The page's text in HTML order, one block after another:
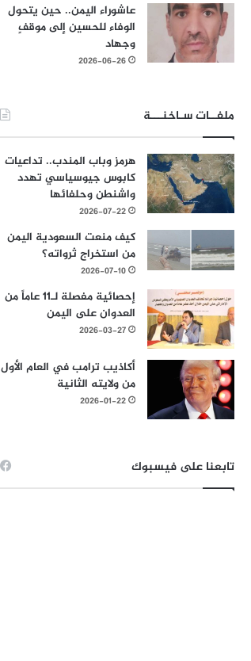
عاشوراء اليمن.. حين يتحول
الوفاء للحسين إلى موقفٍ
وجهاد
2026-06-26
ملفــات سـاخنـــة
هرمز وباب المندب.. تداعيات
كابوس جيوسياسي تهدد
واشنطن وحلفائها
2026-07-22
كيف منعت السعودية اليمن
من استخراج ثرواته؟
2026-07-10
إحصائية مفصلة لـ11 عاماً من
العدوان على اليمن
2026-03-27
أكاذيب ترامب في العام الأول
من ولايته الثانية
2026-01-22
تابعنا على فيسبوك